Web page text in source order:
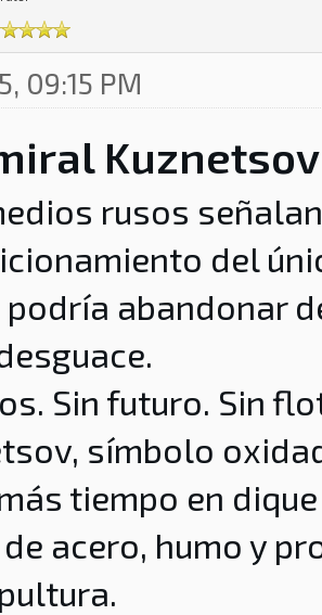
09:15 PM
rusos
del
podría abandonar
Sin futuro. Sin
símbolo
tiempo en
acero, humo y